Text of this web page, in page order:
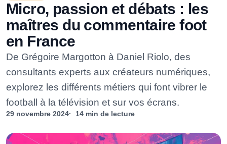
Micro, passion et débats : les
maîtres du commentaire foot
en France
De Grégoire Margotton à Daniel Riolo, des
consultants experts aux créateurs numériques,
explorez les différents métiers qui font vibrer le
football à la télévision et sur vos écrans.
29 novembre 2024 14 min de lecture